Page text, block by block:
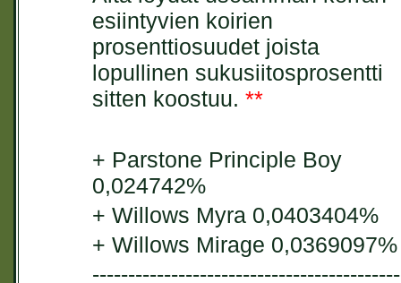
esiintyvien koirien
prosenttiosuudet joista
lopullinen sukusiitosprosentti
sitten koostuu. **
+ Parstone Principle Boy
0,024742%
+ Willows Myra 0,0403404%
+ Willows Mirage 0,0369097%
-------------------------------------------